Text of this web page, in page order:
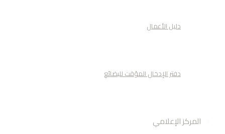
دليل الأعمال
دفتر الإدخال المؤقت للبضائع
المركز الإعلامي